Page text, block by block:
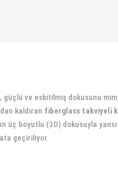
ve eskitilmiş dokusunu
kaldıran fiberglass takviyeli
boyutlu (3D) dokusuyla
geçiriliyor.